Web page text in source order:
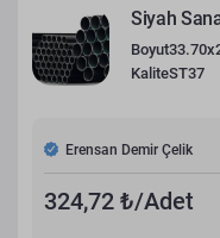
Siyah
Boyut
KaliteST37
Erensan Demir Çelik
324,72 ₺/Adet